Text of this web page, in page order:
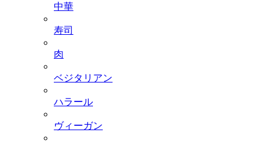
中華
寿司
肉
ベジタリアン
ハラール
ヴィーガン